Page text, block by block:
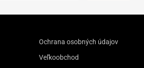
Ochrana osobných údajov
Veľkoobchod